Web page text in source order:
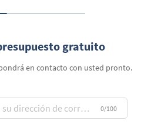
gratuito
en contacto con usted pronto.
0/100